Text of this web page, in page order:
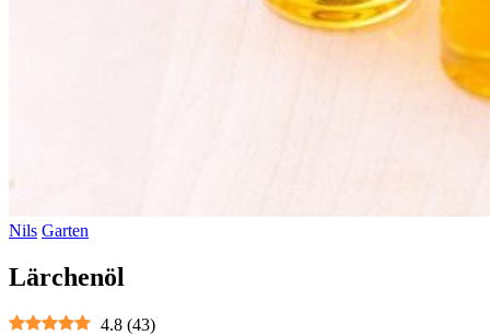
Nils Garten
Lärchenöl
4.8 (43)